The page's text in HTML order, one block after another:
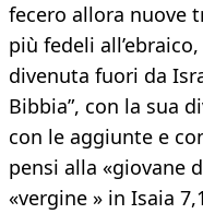
fecero allora nuove
più fedeli
divenuta fuori da
Bibbia”, con la sua
con le aggiunte e
pensi alla «giovane
«vergine » in Isaia